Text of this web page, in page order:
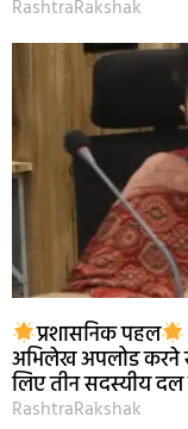
RashtraRakshak
प्रशासनिक पहल
अभिलेख अपलोड करने
लिए तीन सदस्यीय
RashtraRakshak